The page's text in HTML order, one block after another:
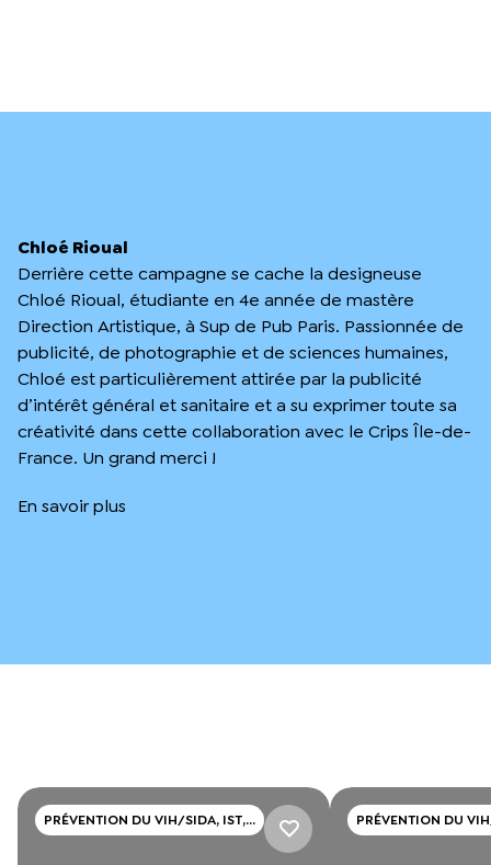
Chloé Rioual
Derrière cette campagne se cache la designeuse
Chloé Rioual, étudiante en 4e année de mastère
Direction Artistique, à Sup de Pub Paris. Passionnée de
publicité, de photographie et de sciences humaines,
Chloé est particulièrement attirée par la publicité
d’intérêt général et sanitaire et a su exprimer toute sa
créativité dans cette collaboration avec le Crips Île-de-
France. Un grand merci !
En savoir plus
PRÉVENTION DU VIH/SIDA, IST,
HÉPATITE
PRÉVENTION DU
HÉPATITE